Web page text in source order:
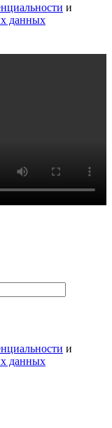
и
данных
и
данных